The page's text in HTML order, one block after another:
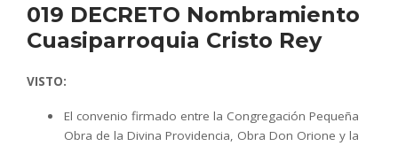
019 DECRETO Nombramiento
Cuasiparroquia Cristo Rey
VISTO:
El convenio firmado entre la Congregación Pequeña
Obra de la Divina Providencia, Obra Don Orione y la